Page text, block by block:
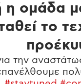
η ομάδα
το
την